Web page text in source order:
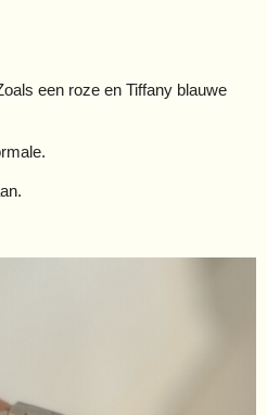
een roze en Tiffany blauwe